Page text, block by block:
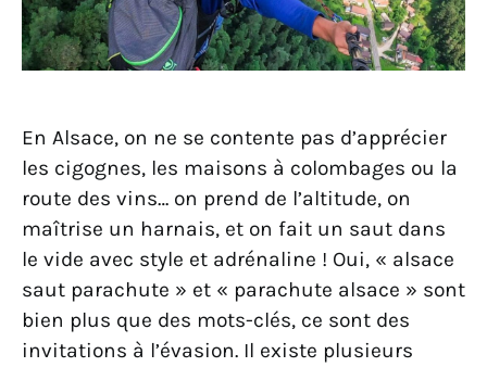
En Alsace, on ne se contente pas d’apprécier
les cigognes, les maisons à colombages ou la
route des vins… on prend de l’altitude, on
maîtrise un harnais, et on fait un saut dans
le vide avec style et adrénaline ! Oui, « alsace
saut parachute » et « parachute alsace » sont
bien plus que des mots-clés, ce sont des
invitations à l’évasion. Il existe plusieurs